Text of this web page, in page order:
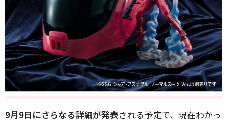
9月9日にさらなる詳細が発表される予定で、現在わかっ